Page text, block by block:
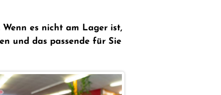
es nicht am Lager ist,
und das passende für Sie